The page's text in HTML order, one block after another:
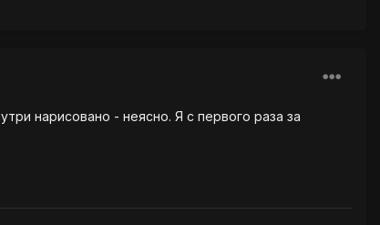
нарисовано - неясно. Я с первого раза за